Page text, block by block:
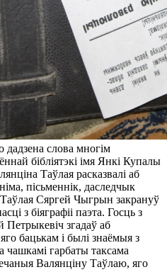
слова многім
бібліятэкі імя Янкі Купалы
Таўлая расказвалі аб
пісьменнік, даследчык
Сяргей Чыгрын закрануў
з біяграфіі паэта. Госць з
Петрыкевіч згадаў аб
яго бацькам і былі знаёмыя з
чашкамі гарбаты таксама
Валянціну Таўлаю, яго